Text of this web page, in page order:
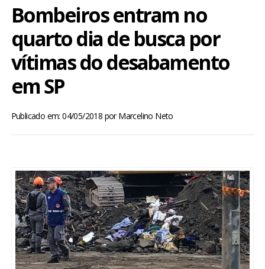
INÍCIO
POMBAL E REGIÃO
ESPORTES
ENTRETENIMENTO
ENQUETE
Bombeiros entram no
quarto dia de busca por
vítimas do desabamento
em SP
Publicado em: 04/05/2018 porMarcelino Neto